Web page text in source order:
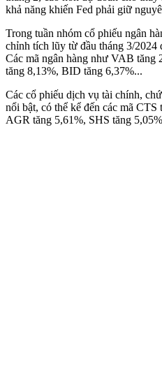
khả năng khiến Fed phải giữ
Trong tuần nhóm cổ phiếu ngân
chỉnh tích lũy từ đầu tháng 3/2024
Các mã ngân hàng như VAB tăng
tăng 8,13%, BID tăng 6,37%...
Các cổ phiếu dịch vụ tài chính,
nổi bật, có thể kể đến các mã
AGR tăng 5,61%, SHS tăng